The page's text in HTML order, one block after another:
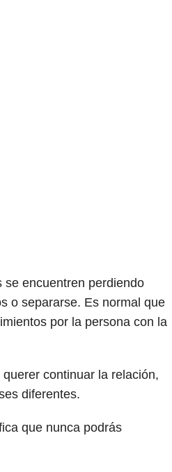
encuentren perdiendo
o separarse. Es normal que
por la persona con la
continuar la relación,
diferentes.
que nunca podrás